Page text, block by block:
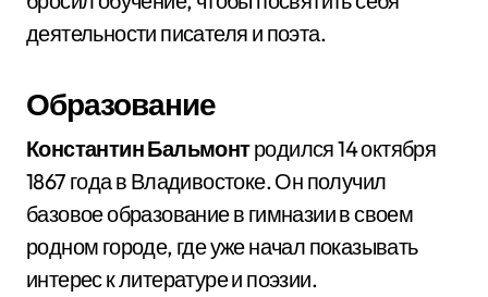
деятельности писателя и поэта.
Образование
Константин Бальмонтродился 14 октября
1867 года в Владивостоке. Он получил
базовое образование в гимназии в своем
родном городе, где уже начал показывать
интерес к литературе и поэзии.